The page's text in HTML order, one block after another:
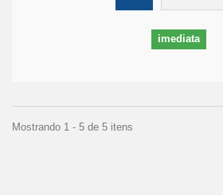
imediata
Mostrando 1 - 5 de 5 itens